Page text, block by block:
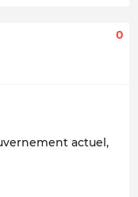
0
actuel,